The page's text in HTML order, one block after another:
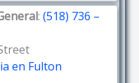
: (518) 736 –
en Fulton